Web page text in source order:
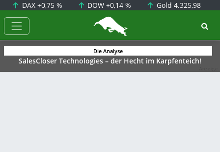
DAX +0,75 % DOW+0,14 % Gold 4.325,98
BörsenNEWS.de
Die Analyse
SalesCloser Technologies – der Hecht im Karpfenteich!